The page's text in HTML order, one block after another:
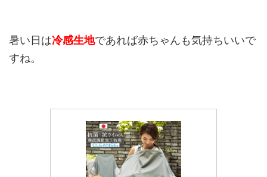
暑い日は冷感生地であれば赤ちゃんも気持ちいいで
すね。